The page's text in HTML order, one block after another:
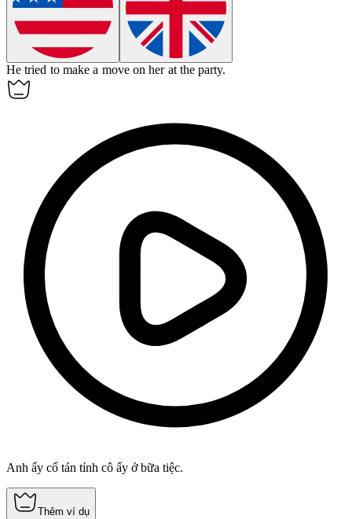
He tried to make a move on her at the party.
Anh ấy cố tán tỉnh cô ấy ở bữa tiệc.
Thêm ví dụ